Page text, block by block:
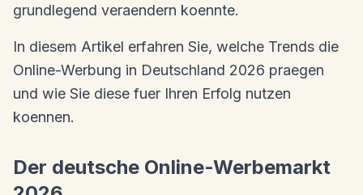
grundlegend veraendern koennte.
In diesem Artikel erfahren Sie, welche Trends die
Online-Werbung in Deutschland 2026 praegen
und wie Sie diese fuer Ihren Erfolg nutzen
koennen.
Der deutsche Online-Werbemarkt